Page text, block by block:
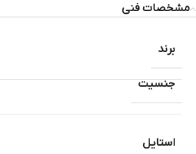
مشخصات فنی
جنسیت
استایل
برند